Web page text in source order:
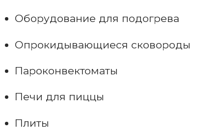
Оборудование для подогрева
Опрокидывающиеся сковороды
Пароконвектоматы
Печи для пиццы
Плиты